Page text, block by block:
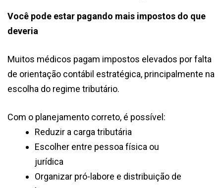
Você pode estar pagando mais impostos do que
deveria
Muitos médicos pagam impostos elevados por falta
de orientação contábil estratégica, principalmente na
escolha do regime tributário.
Com o planejamento correto, é possível:
Reduzir a carga tributária
Escolher entre pessoa física ou
jurídica
Organizar pró-labore e distribuição de